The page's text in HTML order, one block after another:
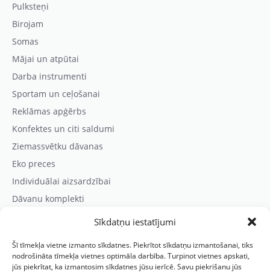
Sīkdatņu iestatījumi
Šī tīmekļa vietne izmanto sīkdatnes. Piekrītot sīkdatņu izmantošanai, tiks
nodrošināta tīmekļa vietnes optimāla darbība. Turpinot vietnes apskati,
jūs piekrītat, ka izmantosim sīkdatnes jūsu ierīcē. Savu piekrišanu jūs
Pulksteņi
Birojam
Somas
Mājai un atpūtai
Darba instrumenti
Sportam un ceļošanai
Reklāmas apģērbs
Konfektes un citi saldumi
Ziemassvētku dāvanas
Eko preces
Individuālai aizsardzībai
Dāvanu komplekti
Kontaktinformācija
Prezentreklāmas aģentūra “PARIS”
Reģ.nr.: 40103625328